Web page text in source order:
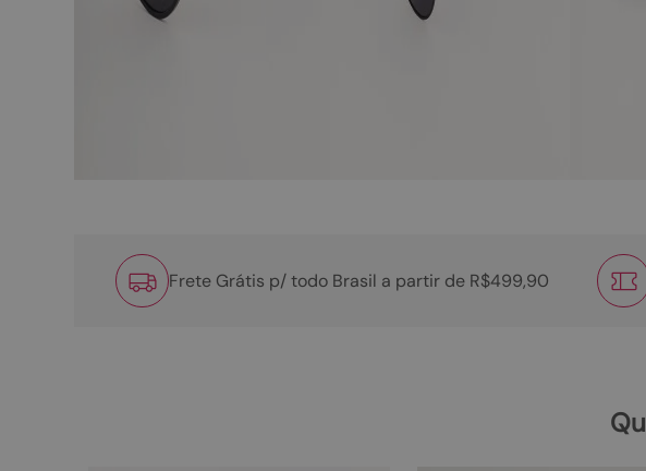
Frete Grátis p/ todo Brasil a partir de R$499,90